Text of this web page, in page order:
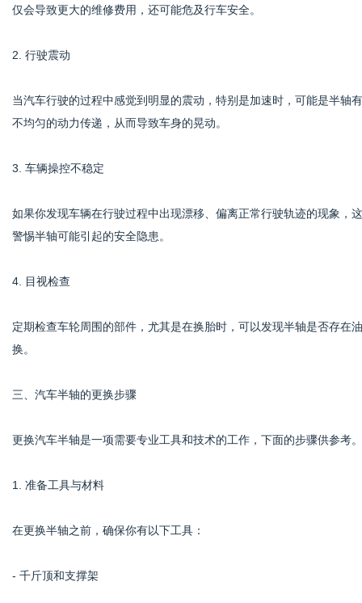
仅会导致更大的维修费用，还可能危及行车安全。
2. 行驶震动
当汽车行驶的过程中感觉到明显的震动，特别是加速时，可能是半轴
不均匀的动力传递，从而导致车身的晃动。
3. 车辆操控不稳定
如果你发现车辆在行驶过程中出现漂移、偏离正常行驶轨迹的现象，
警惕半轴可能引起的安全隐患。
4. 目视检查
定期检查车轮周围的部件，尤其是在换胎时，可以发现半轴是否存在
换。
三、汽车半轴的更换步骤
更换汽车半轴是一项需要专业工具和技术的工作，下面的步骤供参考。
1. 准备工具与材料
在更换半轴之前，确保你有以下工具：
- 千斤顶和支撑架